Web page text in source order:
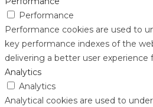
Performance
Performance cookies are used to
key performance indexes of the
delivering a better user experience
Analytics
Analytics
Analytical cookies are used to